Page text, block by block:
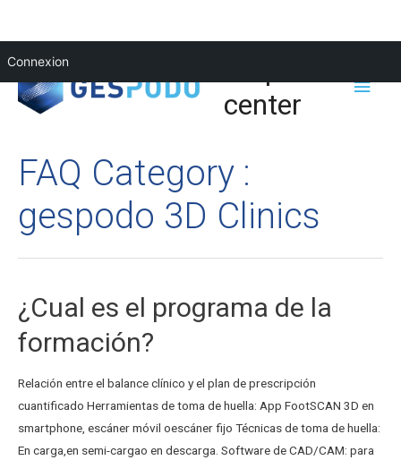
Connexion
center
FAQ Category :
gespodo 3D Clinics
¿Cual es el programa de la
formación?
Relación entre el balance clínico y el plan de prescripción
cuantificado Herramientas de toma de huella: App FootSCAN 3D en
smartphone, escáner móvil oescáner fijo Técnicas de toma de huella:
En carga,en semi-cargao en descarga. Software de CAD/CAM: para